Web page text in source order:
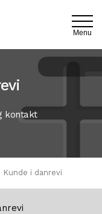
Menu
kontakt
Kunde i danrevi